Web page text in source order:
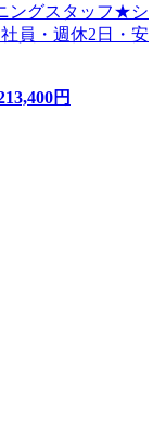
ングスタッフ★シ
員・週休2日・安
円